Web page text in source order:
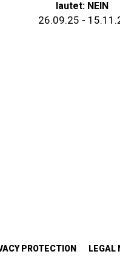
lautet: NEIN
26.09.25 -
PROTECTION LEGAL